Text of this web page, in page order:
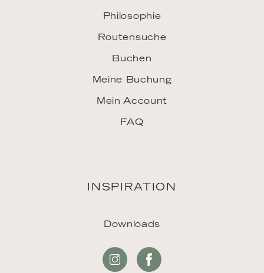
Philosophie
Routensuche
Buchen
Meine Buchung
Mein Account
FAQ
INSPIRATION
Downloads